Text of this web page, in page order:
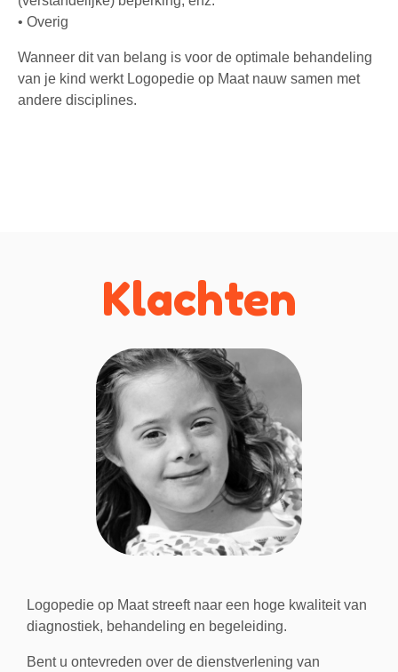
• Overig
Wanneer dit van belang is voor de optimale behandeling
van je kind werkt Logopedie op Maat nauw samen met
andere disciplines.
Klachten
Logopedie op Maat streeft naar een hoge kwaliteit van
diagnostiek, behandeling en begeleiding.
Bent u ontevreden over de dienstverlening van